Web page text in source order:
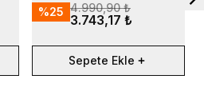
%25 4.990,90 ₺
3.743,17 ₺
Sepete Ekle